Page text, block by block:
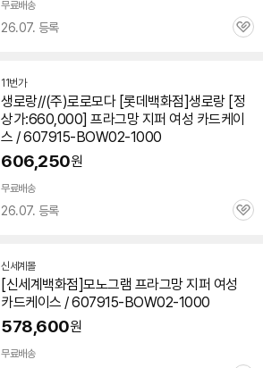
무료배송
26.07. 등록
관
11번가
생로랑//(주)로로모다 [롯데백화점]생로랑 [정
상가:660,000] 프라그망 지퍼 여성 카드케이
스 / 607915-BOW02-1000
606,250원
무료배송
26.07. 등록
관
신세계몰
[신세계백화점]모노그램 프라그망 지퍼 여성
카드케이스 / 607915-BOW02-1000
578,600원
무료배송